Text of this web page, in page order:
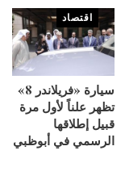
اقتصاد
سيارة «فريلاندر 8»
تظهر علناً لأول مرة
قبيل إطلاقها
الرسمي في أبوظبي